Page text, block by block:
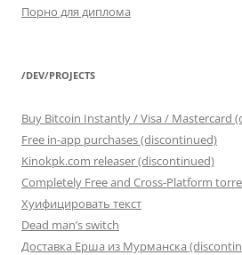
Порно для диплома
/DEV/PROJECTS
Buy Bitcoin Instantly / Visa / Mastercard
Free in-app purchases (discontinued)
Kinokpk.com releaser (discontinued)
Completely Free and Cross-Platform
Хуифицировать текст
Dead man’s switch
Доставка Ерша из Мурманска